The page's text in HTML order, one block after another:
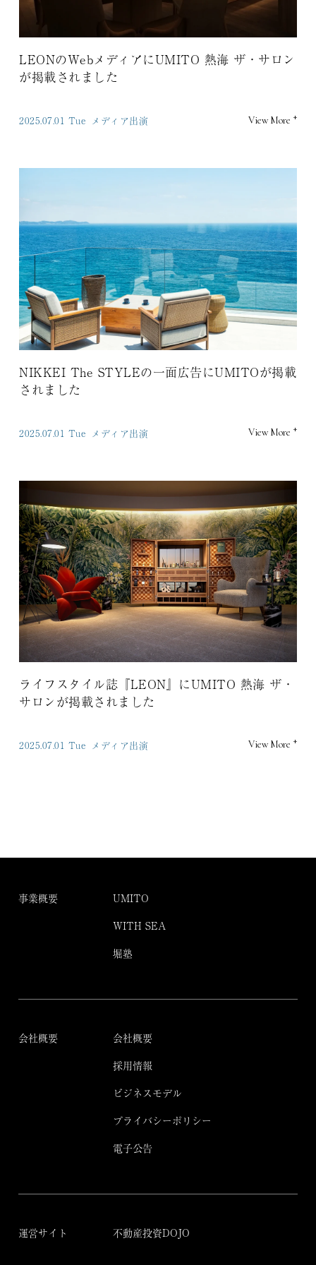
LEONのWebメディアにUMITO 熱海 ザ・サロン
が掲載されました
2025.07.01 Tue メディア出演 View More +
NIKKEI The STYLEの一面広告にUMITOが掲載
されました
2025.07.01 Tue メディア出演 View More +
ライフスタイル誌『LEON』にUMITO 熱海 ザ・
サロンが掲載されました
2025.07.01 Tue メディア出演 View More +
事業概要
UMITO
WITH SEA
堀塾
会社概要
会社概要
採用情報
ビジネスモデル
プライバシーポリシー
電子公告
運営サイト 不動産投資DOJO